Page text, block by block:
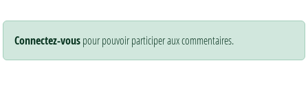
Connectez-vouspour pouvoir participer aux commentaires.